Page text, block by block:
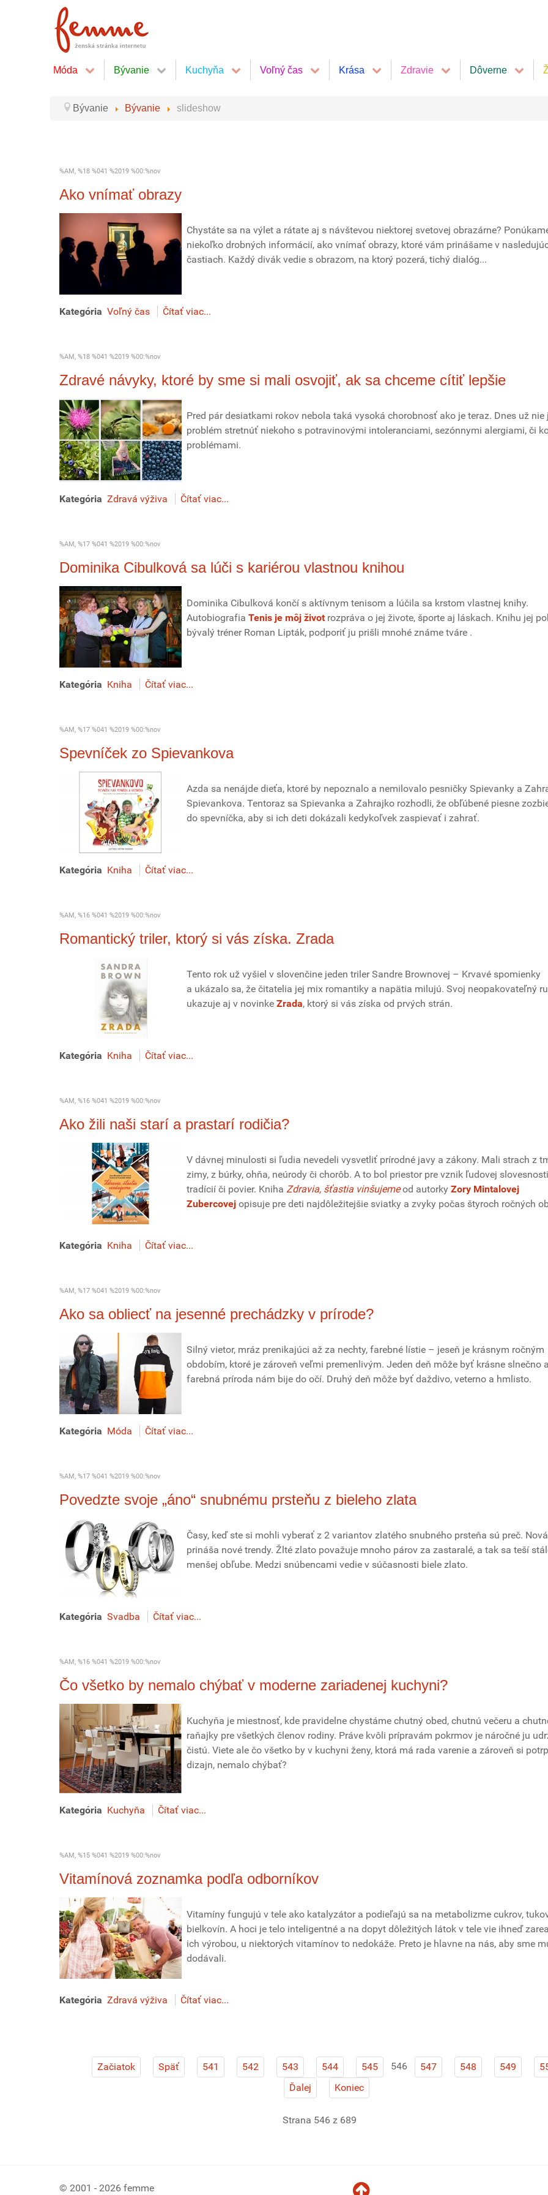
Móda Bývanie Kuchyňa Voľný čas Krása Zdravie Dôverne
Bývanie Bývanie slideshow
%AM, %18 %041 %2019 %00:%nov
Ako vnímať obrazy
Chystáte sa na výlet a rátate aj s návštevou niektorej svetovej obrazárne?
niekoľko drobných informácií, ako vnímať obrazy, ktoré vám prinášame v
častiach. Každý divák vedie s obrazom, na ktorý pozerá, tichý dialóg...
Kategória Voľný čas Čítať viac...
%AM, %18 %041 %2019 %00:%nov
Zdravé návyky, ktoré by sme si mali osvojiť, ak sa chceme cítiť lepšie
Pred pár desiatkami rokov nebola taká vysoká chorobnosť ako je teraz. Dnes už nie
problém stretnúť niekoho s potravinovými intoleranciami, sezónnymi alergiami, či
problémami.
Kategória Zdravá výživa Čítať viac...
%AM, %17 %041 %2019 %00:%nov
Dominika Cibulková sa lúči s kariérou vlastnou knihou
Dominika Cibulková končí s aktívnym tenisom a lúčila sa krstom vlastnej knihy.
Autobiografia Tenis je môj život rozpráva o jej živote, športe aj láskach. Knihu jej
bývalý tréner Roman Lipták, podporiť ju prišli mnohé známe tváre .
Kategória Kniha Čítať viac...
%AM, %17 %041 %2019 %00:%nov
Spevníček zo Spievankova
Azda sa nenájde dieťa, ktoré by nepoznalo a nemilovalo pesničky Spievanky a
Spievankova. Tentoraz sa Spievanka a Zahrajko rozhodli, že obľúbené piesne
do spevníčka, aby si ich deti dokázali kedykoľvek zaspievať i zahrať.
Kategória Kniha Čítať viac...
%AM, %16 %041 %2019 %00:%nov
Romantický triler, ktorý si vás získa. Zrada
Tento rok už vyšiel v slovenčine jeden triler Sandre Brownovej – Krvavé spomienky
a ukázalo sa, že čitatelia jej mix romantiky a napätia milujú. Svoj neopakovateľný
ukazuje aj v novinke Zrada, ktorý si vás získa od prvých strán.
Kategória Kniha Čítať viac...
%AM, %16 %041 %2019 %00:%nov
Ako žili naši starí a prastarí rodičia?
V dávnej minulosti si ľudia nevedeli vysvetliť prírodné javy a zákony. Mali strach z
zimy, z búrky, ohňa, neúrody či chorôb. A to bol priestor pre vznik ľudovej
tradícií či povier. Kniha Zdravia, šťastia vinšujemeod autorky Zory Mintalovej
Zubercovej opisuje pre deti najdôležitejšie sviatky a zvyky počas štyroch ročných
Kategória Kniha Čítať viac...
%AM, %17 %041 %2019 %00:%nov
Ako sa obliecť na jesenné prechádzky v prírode?
Silný vietor, mráz prenikajúci až za nechty, farebné lístie – jeseň je krásnym ročným
obdobím, ktoré je zároveň veľmi premenlivým. Jeden deň môže byť krásne slnečno a
farebná príroda nám bije do očí. Druhý deň môže byť daždivo, veterno a hmlisto.
Kategória Móda Čítať viac...
%AM, %17 %041 %2019 %00:%nov
Povedzte svoje „áno“ snubnému prsteňu z bieleho zlata
Časy, keď ste si mohli vyberať z 2 variantov zlatého snubného prsteňa sú preč.
prináša nové trendy. Žlté zlato považuje mnoho párov za zastaralé, a tak sa teší
menšej obľube. Medzi snúbencami vedie v súčasnosti biele zlato.
Kategória Svadba Čítať viac...
%AM, %16 %041 %2019 %00:%nov
Čo všetko by nemalo chýbať v moderne zariadenej kuchyni?
Kuchyňa je miestnosť, kde pravidelne chystáme chutný obed, chutnú večeru a
raňajky pre všetkých členov rodiny. Práve kvôli prípravám pokrmov je náročné ju
čistú. Viete ale čo všetko by v kuchyni ženy, ktorá má rada varenie a zároveň si
dizajn, nemalo chýbať?
Kategória Kuchyňa Čítať viac...
%AM, %15 %041 %2019 %00:%nov
Vitamínová zoznamka podľa odborníkov
Vitamíny fungujú v tele ako katalyzátor a podieľajú sa na metabolizme cukrov,
bielkovín. A hoci je telo inteligentné a na dopyt dôležitých látok v tele vie ihneď
ich výrobou, u niektorých vitamínov to nedokáže. Preto je hlavne na nás, aby sme
dodávali.
Kategória Zdravá výživa Čítať viac...
Začiatok Späť 541 542 543 544 545 546 547 548 549
Ďalej
Koniec
Strana 546 z 689
© 2001 - 2026 femme